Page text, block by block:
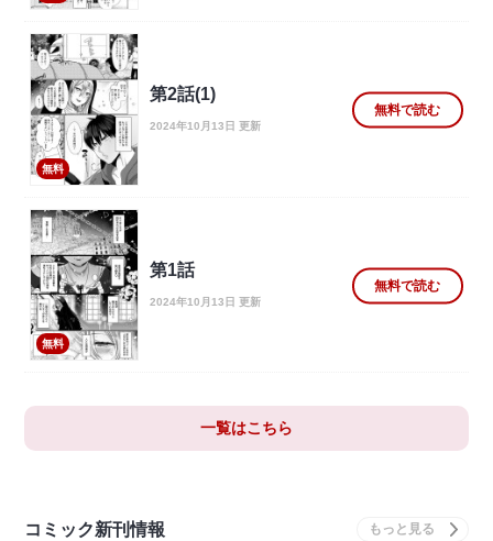
無料
第2話(1)
2024年10月13日 更新
無料で読む
無料
第1話
2024年10月13日 更新
無料で読む
一覧はこちら
コミック新刊情報